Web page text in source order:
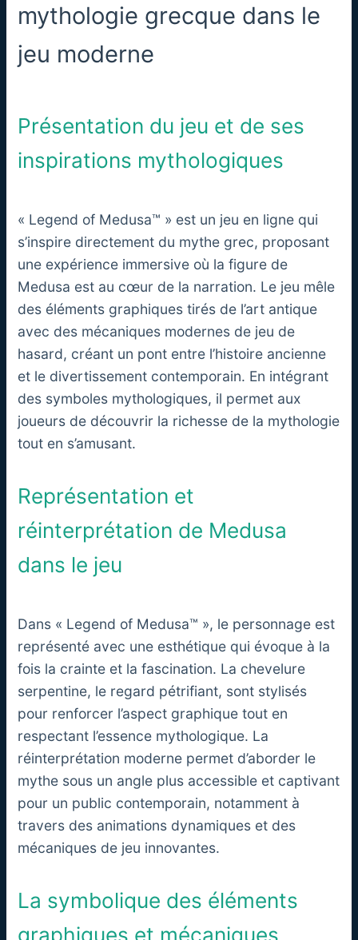
mythologie grecque dans le
jeu moderne
Présentation du jeu et de ses
inspirations mythologiques
« Legend of Medusa™ » est un jeu en ligne qui
s’inspire directement du mythe grec, proposant
une expérience immersive où la figure de
Medusa est au cœur de la narration. Le jeu mêle
des éléments graphiques tirés de l’art antique
avec des mécaniques modernes de jeu de
hasard, créant un pont entre l’histoire ancienne
et le divertissement contemporain. En intégrant
des symboles mythologiques, il permet aux
joueurs de découvrir la richesse de la mythologie
tout en s’amusant.
Représentation et
réinterprétation de Medusa
dans le jeu
Dans « Legend of Medusa™ », le personnage est
représenté avec une esthétique qui évoque à la
fois la crainte et la fascination. La chevelure
serpentine, le regard pétrifiant, sont stylisés
pour renforcer l’aspect graphique tout en
respectant l’essence mythologique. La
réinterprétation moderne permet d’aborder le
mythe sous un angle plus accessible et captivant
pour un public contemporain, notamment à
travers des animations dynamiques et des
mécaniques de jeu innovantes.
La symbolique des éléments